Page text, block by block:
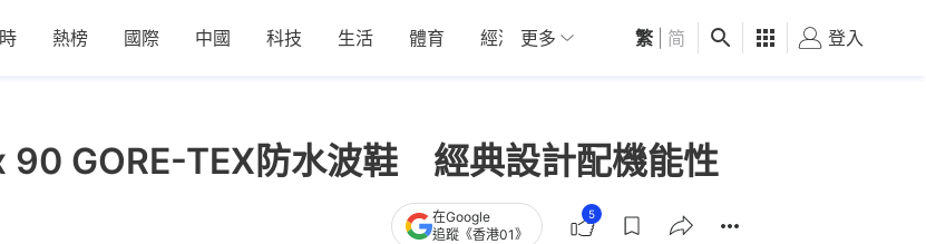
熱榜 國際 中國 科技 生活 體育 經濟 01深圳 觀點 健康 好食玩飛
更多 繁 简 登入
90 GORE-TEX防水波鞋 經典設計配機能性
在Google
追蹤《香港01》
5